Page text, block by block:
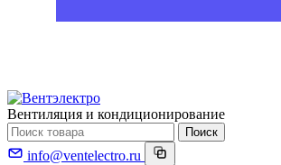
Вентиляция и кондиционирование
Поиск
info@ventelectro.ru